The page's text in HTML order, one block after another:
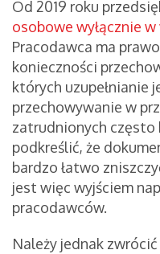
Od 2019 roku
osobowe wyłącznie
Pracodawca ma
konieczności
których uzupełnianie
przechowywanie w
zatrudnionych
podkreślić, że
bardzo łatwo
jest więc wyjściem
pracodawców.
Należy jednak